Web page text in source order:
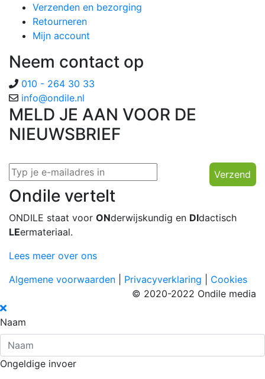
Verzenden en bezorging
Retourneren
Mijn account
Neem contact op
010 - 264 30 33
info@ondile.nl
MELD JE AAN VOOR DE
NIEUWSBRIEF
Verzend
Ondile vertelt
ONDILE staat voor ONderwijskundig en DIdactisch
LEermateriaal.
Lees meer over ons
Algemene voorwaarden
Privacyverklaring
Cookies
© 2020-2022 Ondile media
Naam
Ongeldige invoer